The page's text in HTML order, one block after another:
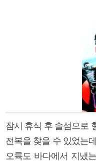
잠시 휴식 후 솔섬으로
전복을 찾을 수 있었는
오륙도 바다에서 지냈